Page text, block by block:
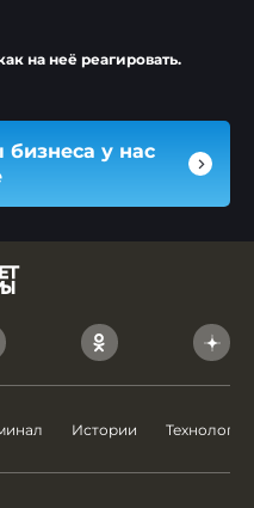
на неё реагировать.
бизнеса у нас
Истории Технологии